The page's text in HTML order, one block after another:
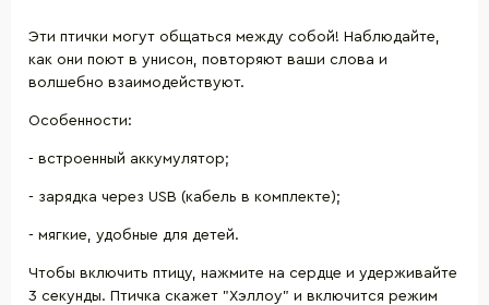
Эти птички могут общаться между собой! Наблюдайте,
как они поют в унисон, повторяют ваши слова и
волшебно взаимодействуют.
Особенности:
- встроенный аккумулятор;
- зарядка через USB (кабель в комплекте);
- мягкие, удобные для детей.
Чтобы включить птицу, нажмите на сердце и удерживайте
3 секунды. Птичка скажет "Хэллоу" и включится режим